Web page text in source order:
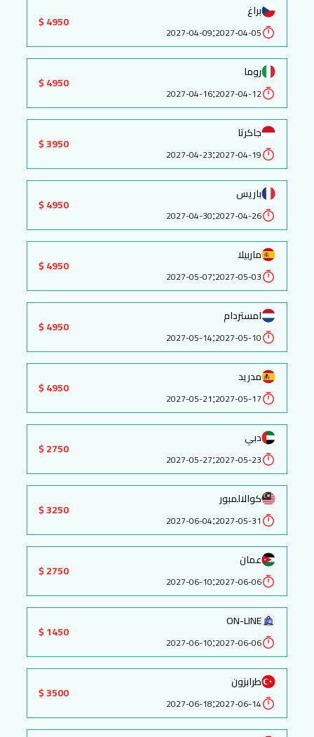
براغ
2027-04-05
:
2027-04-09
4950 $
روما
2027-04-12
:
2027-04-16
4950 $
جاكرتا
2027-04-19
:
2027-04-23
3950 $
باريس
2027-04-26
:
2027-04-30
4950 $
ماربيلا
2027-05-03
:
2027-05-07
4950 $
امستردام
2027-05-10
:
2027-05-14
4950 $
مدريد
2027-05-17
:
2027-05-21
4950 $
دبي
2027-05-23
:
2027-05-27
2750 $
كوالالمبور
2027-05-31
:
2027-06-04
3250 $
عمان
2027-06-06
:
2027-06-10
2750 $
ON-LINE
2027-06-06
:
2027-06-10
1450 $
طرابزون
2027-06-14
:
2027-06-18
3500 $